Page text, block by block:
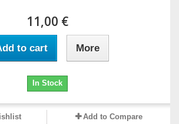
11,00 €
to cart More
In Stock
Add to Compare